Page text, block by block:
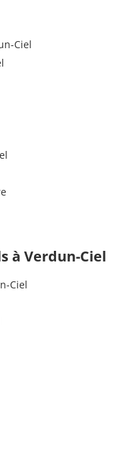
Ciel
à Verdun-Ciel
Ciel